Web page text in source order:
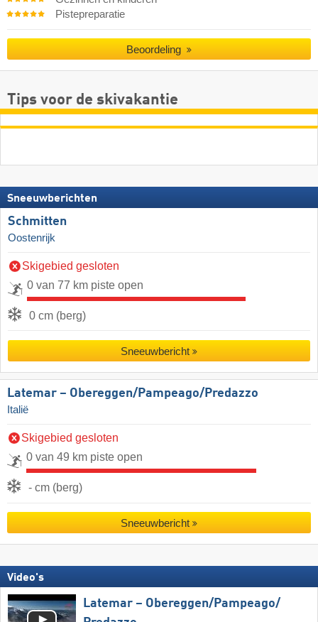
Pistepreparatie
Beoordeling
Tips voor de skivakantie
Sneeuwberichten
Schmitten
Oostenrijk
Skigebied gesloten
0 van 77 km piste open
0 cm (berg)
Sneeuwbericht
Latemar – Obereggen/​Pampeago/​Predazzo
Italië
Skigebied gesloten
0 van 49 km piste open
- cm (berg)
Sneeuwbericht
Video's
Latemar – Obereggen/​Pampeago/​